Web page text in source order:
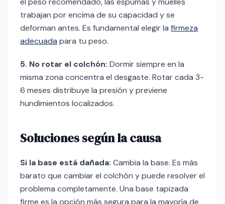
trabajan por encima de su capacidad y se
deforman antes. Es fundamental elegir la firmeza
adecuada para tu peso.
5. No rotar el colchón: Dormir siempre en la
misma zona concentra el desgaste. Rotar cada 3-
6 meses distribuye la presión y previene
hundimientos localizados.
Soluciones según la causa
Si la base está dañada: Cambia la base. Es más
barato que cambiar el colchón y puede resolver el
problema completamente. Una base tapizada
firme es la opción más segura para la mayoría de